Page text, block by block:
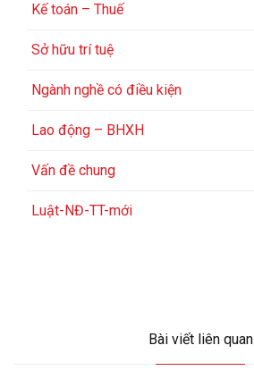
Kế toán – Thuế
Sở hữu trí tuệ
Ngành nghề có điều kiện
Lao động – BHXH
Vấn đề chung
Luật-NĐ-TT-mới
Bài viết liên quan